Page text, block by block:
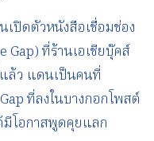
ปิดตัวหนังสือเชื่อมช่อง
Gap) ที่ร้านเอเชียบุ๊คส์
ล้ว แดนเป็นคนที่
ที่ลงในบางกอกโพสต์
มีโอกาสพูดคุยแลก